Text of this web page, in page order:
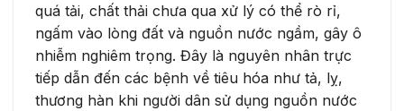
quá tải, chất thải chưa qua xử lý có thể rò rỉ,
ngấm vào lòng đất và nguồn nước ngầm, gây ô
nhiễm nghiêm trọng. Đây là nguyên nhân trực
tiếp dẫn đến các bệnh về tiêu hóa như tả, lỵ,
thương hàn khi người dân sử dụng nguồn nước